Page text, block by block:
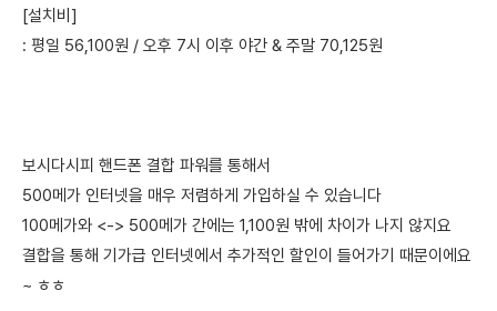
[설치비]
: 평일 56,100원 / 오후 7시 이후 야간 & 주말 70,125원
보시다시피 핸드폰 결합 파워를 통해서
500메가 인터넷을 매우 저렴하게 가입하실 수 있습니다
100메가와 <-> 500메가 간에는 1,100원 밖에 차이가 나지 않지요
결합을 통해 기가급 인터넷에서 추가적인 할인이 들어가기 때문이에요
~ ㅎㅎ